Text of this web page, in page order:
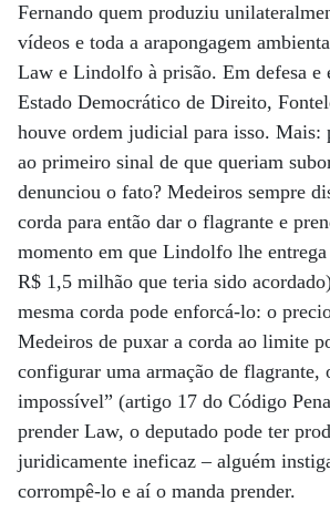
Fernando quem produziu
vídeos e toda a arapongagem
Law e Lindolfo à prisão. Em defesa e
Estado Democrático de Direito,
houve ordem judicial para isso. Mais:
ao primeiro sinal de que queriam
denunciou o fato? Medeiros sempre
corda para então dar o flagrante e
momento em que Lindolfo lhe
R$ 1,5 milhão que teria sido
mesma corda pode enforcá-lo: o
Medeiros de puxar a corda ao limite
configurar uma armação de flagrante,
impossível” (artigo 17 do Código
prender Law, o deputado pode ter
juridicamente ineficaz – alguém
corrompê-lo e aí o manda prender.